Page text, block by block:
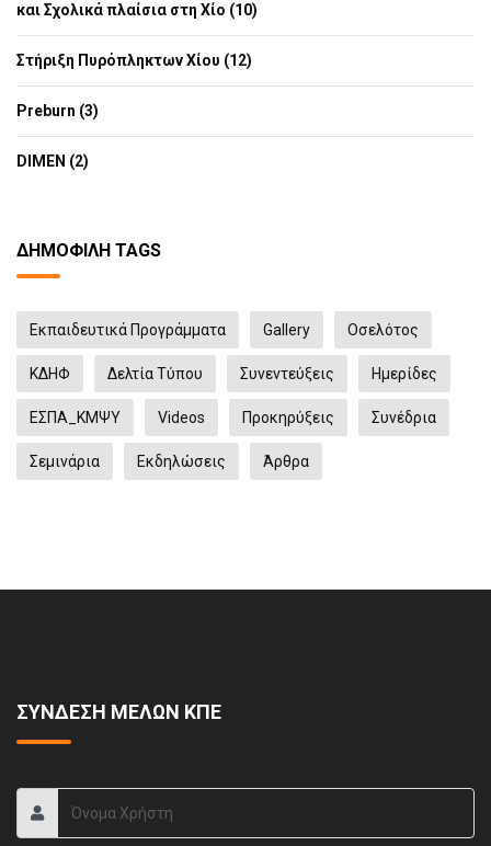
και Σχολικά πλαίσια στη Χίο (10)
Στήριξη Πυρόπληκτων Χίου (12)
Preburn (3)
DIMEN (2)
ΔΗΜΟΦΙΛΉ TAGS
Εκπαιδευτικά Προγράμματα Gallery Οσελότος
ΚΔΗΦ Δελτία Τύπου Συνεντεύξεις Ημερίδες
ΕΣΠΑ_ΚΜΨΥ Videos Προκηρύξεις Συνέδρια
Σεμινάρια Eκδηλώσεις Άρθρα
ΣΥΝΔΕΣΗ ΜΕΛΩΝ ΚΠΕ